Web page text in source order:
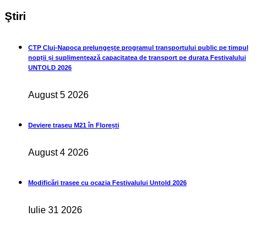
Ştiri
CTP Cluj-Napoca prelungește programul transportului public pe timpul
nopții și suplimentează capacitatea de transport pe durata Festivalului
UNTOLD 2026
August 5 2026
Deviere traseu M21 în Florești
August 4 2026
Modificări trasee cu ocazia Festivalului Untold 2026
Iulie 31 2026